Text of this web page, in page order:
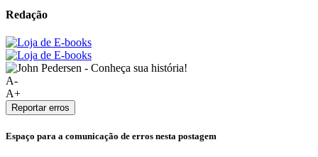
Redação
A-
A+
Reportar erros
Espaço para a comunicação de erros nesta postagem